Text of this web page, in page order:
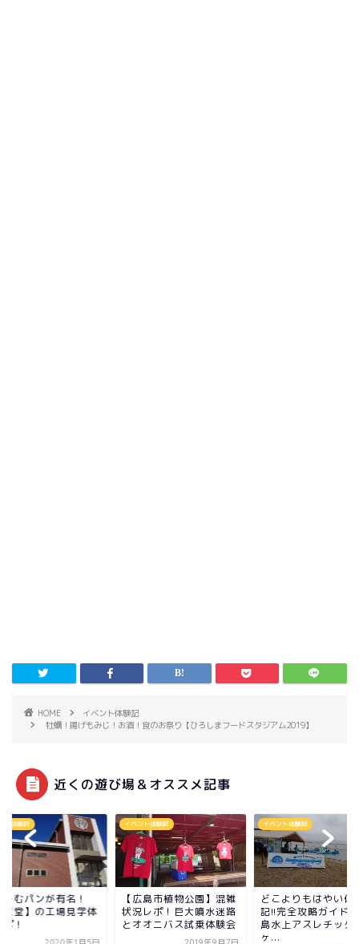
HOME
イベント体験記
牡蠣！揚げもみじ！お酒！食のお祭り【ひろしまフードスタジアム2019】
近くの遊び場＆オススメ記事
ト体験記
ーむパンが有名！
天堂】の工場見学体
！
イベント体験記
【広島市植物公園】混雑
状況レポ！巨大噴水迷路
とオオニバス試乗体験会
イベント体験記
どこよりもはやい体
記!!完全攻略ガイド
島水上アスレチック
ヶ...